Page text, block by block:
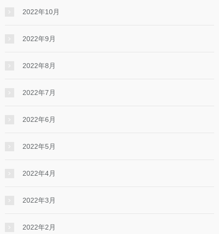
2022年10月
2022年9月
2022年8月
2022年7月
2022年6月
2022年5月
2022年4月
2022年3月
2022年2月